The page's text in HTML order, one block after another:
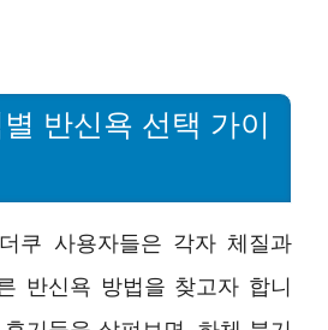
반신욕 선택 가이
쿠 사용자들은 각자 체질과
반신욕 방법을 찾고자 합니